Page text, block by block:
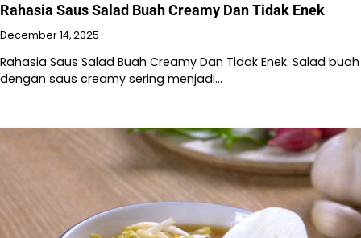
Rahasia Saus Salad Buah Creamy Dan Tidak Enek
December 14, 2025
Rahasia Saus Salad Buah Creamy Dan Tidak Enek. Salad buah
dengan saus creamy sering menjadi…